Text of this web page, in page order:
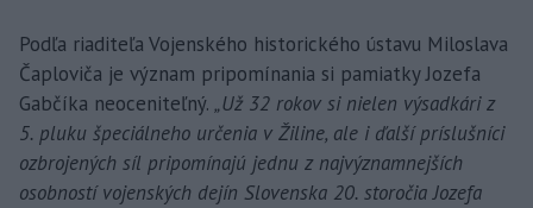
Podľa riaditeľa Vojenského historického ústavu Miloslava
Čaploviča je význam pripomínania si pamiatky Jozefa
Gabčíka neoceniteľný. „Už 32 rokov si nielen výsadkári z
5. pluku špeciálneho určenia v Žiline, ale i ďalší príslušníci
ozbrojených síl pripomínajú jednu z najvýznamnejších
osobností vojenských dejín Slovenska 20. storočia Jozefa